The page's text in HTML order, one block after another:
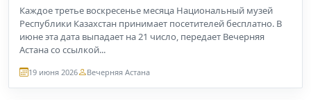
Каждое третье воскресенье месяца Национальный музей
Республики Казахстан принимает посетителей бесплатно. В
июне эта дата выпадает на 21 число, передает Вечерняя
Астана со ссылкой...
19 июня 2026 Вечерняя Астана